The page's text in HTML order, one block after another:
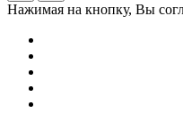
Нажимая на кнопку, Вы